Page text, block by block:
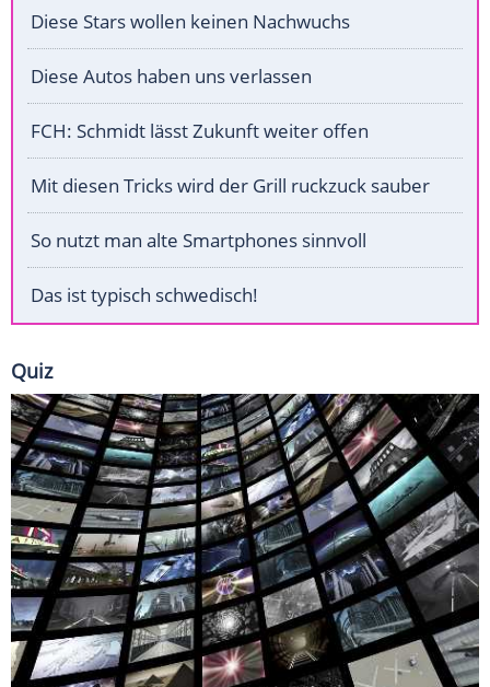
Diese Stars wollen keinen Nachwuchs
Diese Autos haben uns verlassen
FCH: Schmidt lässt Zukunft weiter offen
Mit diesen Tricks wird der Grill ruckzuck sauber
So nutzt man alte Smartphones sinnvoll
Das ist typisch schwedisch!
Quiz